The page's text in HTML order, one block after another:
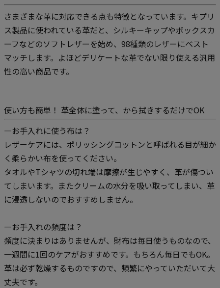
さまざまな革に対応できる点も特徴となっています。キプリ
ス製品に使われている革だと、シルキーキップやボックスカ
ーフなどのソフトレザーを始め、98種類のレザーにベスト
マッチします。よほどデリケートな革でない限り使える汎用
性の高い商品です。
使い方も簡単！ 革全体に塗って、から拭きするだけでOK
—お手入れに使う布は？
レザーケアには、ポリッシングコットンと呼ばれる目が細か
く柔らかい布を使ってください。
タオルやTシャツの切れ端は摩擦が生じやすく、革が傷つい
てしまいます。またクリームの水分を吸い取ってしまい、革
に浸透しないのでおすすめしません。
—お手入れの頻度は？
頻度に決まりはありませんが、財布は毎日使うものなので、
一週間に1回のケアがおすすめです。もちろん毎日でもOK。
革は必ず乾燥するものですので、頻繁にやっていただいて大
丈夫です。